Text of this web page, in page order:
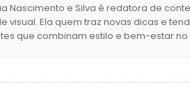
Nascimento e Silva é redatora de
visual. Ela quem traz novas dicas e
que combinam estilo e bem-estar no